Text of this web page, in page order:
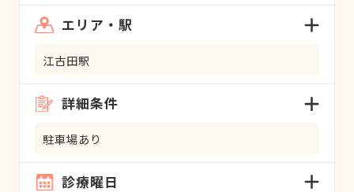
エリア・駅
江古田駅
詳細条件
駐車場あり
診療曜日